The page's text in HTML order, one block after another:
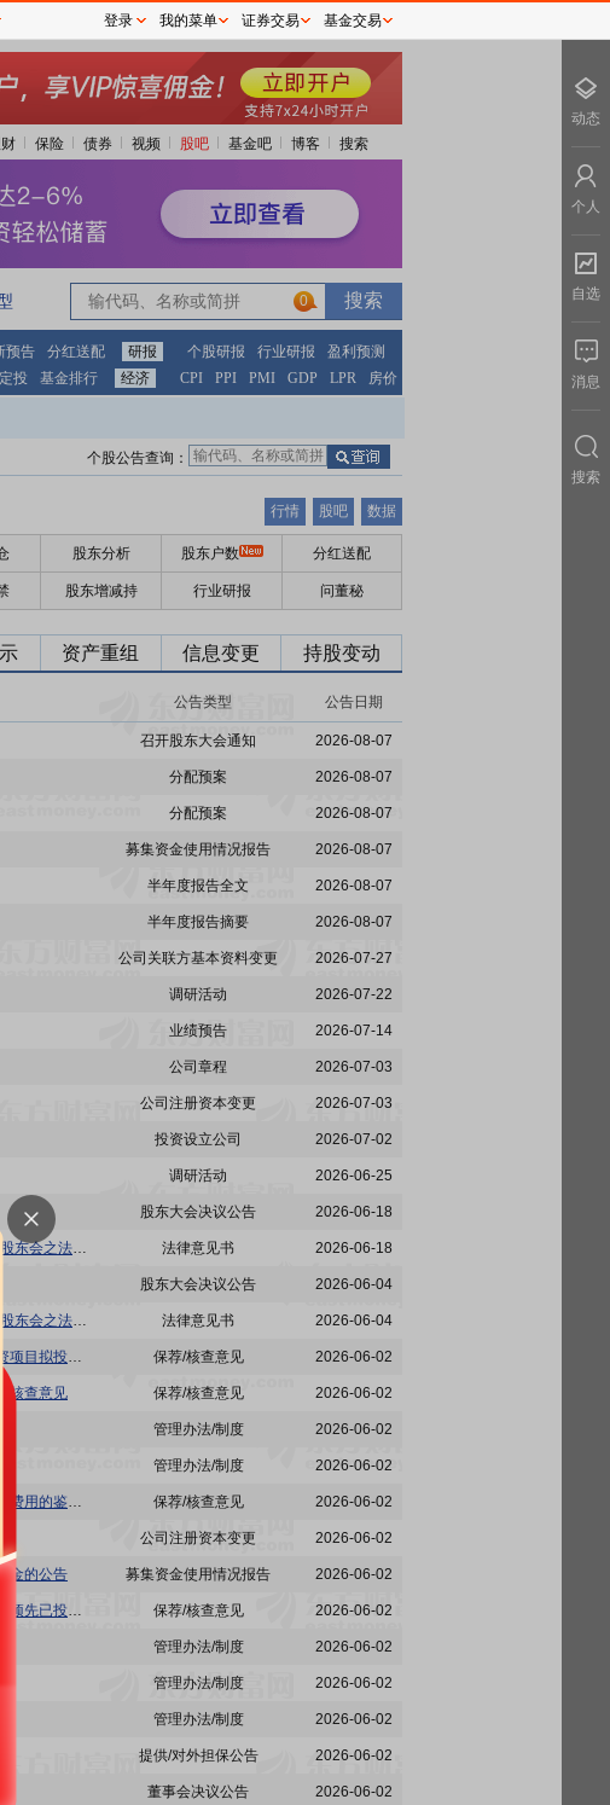
保险 债券 视频 股吧 基金吧 博客 搜索
0
预告 分红送配 研报 个股研报 行业研报
盈利预测
投 基金排行 经济 CPI PPI PMI GDP LPR 房价
个股公告查询：
行情 股吧 数据
股东分析 股东户数 分红送配
股东增减持 行业研报 问董秘
资产重组 信息变更 持股变动
公告类型 公告日期
召开股东大会通知 2026-08-07
分配预案 2026-08-07
分配预案 2026-08-07
募集资金使用情况报告 2026-08-07
半年度报告全文 2026-08-07
半年度报告摘要 2026-08-07
公司关联方基本资料变更 2026-07-27
调研活动 2026-07-22
业绩预告 2026-07-14
公司章程 2026-07-03
公司注册资本变更 2026-07-03
投资设立公司 2026-07-02
调研活动 2026-06-25
股东大会决议公告 2026-06-18
鸿仕达:安徽天禾律师事务所关于昆山鸿仕达智能科技股份有限公司2026年第三次临时股东会之法律意见书 法律意见书 2026-06-18
股东大会决议公告 2026-06-04
鸿仕达:安徽天禾律师事务所关于昆山鸿仕达智能科技股份有限公司2026年第二次临时股东会之法律意见书 法律意见书 2026-06-04
鸿仕达:东吴证券股份有限公司关于昆山鸿仕达智能科技股份有限公司调整募集资金投资项目拟投入募集资金金额的核查意见 保荐/核查意见 2026-06-02
核查意见 保荐/核查意见 2026-06-02
管理办法/制度 2026-06-02
管理办法/制度 2026-06-02
鸿仕达:关于昆山鸿仕达智能科技股份有限公司以自筹资金预先投入募投项目及支付发行费用的鉴证报告 保荐/核查意见 2026-06-02
公司注册资本变更 2026-06-02
金的公告 募集资金使用情况报告 2026-06-02
鸿仕达:东吴证券股份有限公司关于昆山鸿仕达智能科技股份有限公司使用募集资金置换预先已投入募集资金投资项目及已支付发行费用的自筹资金的核查意见 保荐/核查意见 2026-06-02
管理办法/制度 2026-06-02
管理办法/制度 2026-06-02
管理办法/制度 2026-06-02
提供/对外担保公告 2026-06-02
董事会决议公告 2026-06-02
登录 我的菜单 证券交易 基金交易
动态
个人
自选
消息
搜索